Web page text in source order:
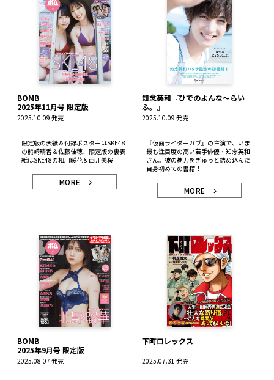
BOMB
2025年11月号 限定版
2025.10.09 発売
限定版の表紙＆付録ポスターはSKE48
の熊崎晴香＆佐藤佳穂、限定版の裏表
紙はSKE48の相川暖花＆西井美桜
MORE
知念英和『ひでのよんな〜らい
ふ。』
2025.10.09 発売
『仮面ライダーガヴ』の主演で、いま
最も注目度の高い若手俳優・知念英和
さん。彼の魅力をぎゅっと詰め込んだ
自身初めての書籍！
MORE
BOMB
2025年9月号 限定版
2025.08.07 発売
下町ロレックス
2025.07.31 発売